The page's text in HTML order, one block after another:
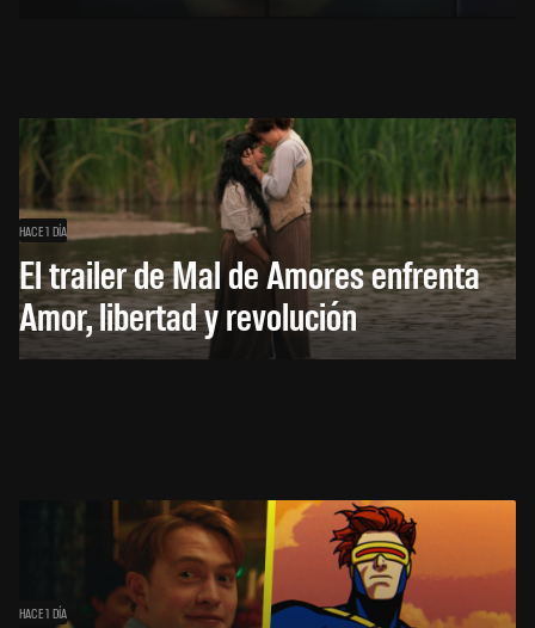
HACE 1 DÍA
El trailer de Mal de Amores enfrenta
Amor, libertad y revolución
HACE 1 DÍA